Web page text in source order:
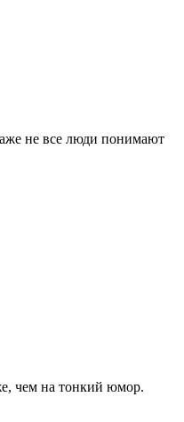
не все люди понимают
чем на тонкий юмор.